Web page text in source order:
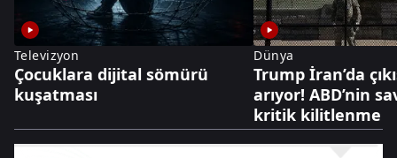
Televizyon
Çocuklara dijital sömürü
kuşatması
Dünya
Trump İran’da
arıyor! ABD’nin
kritik kilitlenme